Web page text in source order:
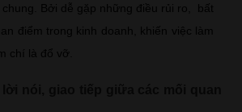
chung. Bởi dễ gặp những điều rủi ro, bất
điểm trong kinh doanh, khiến việc làm
chí là đổ vỡ.